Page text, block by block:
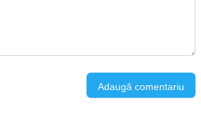
Adaugă comentariu